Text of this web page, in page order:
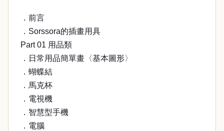
．前言
．Sorssora的插畫用具
Part 01 用品類
．日常用品簡單畫〈基本圖形〉
．蝴蝶結
．馬克杯
．電視機
．智慧型手機
．電腦